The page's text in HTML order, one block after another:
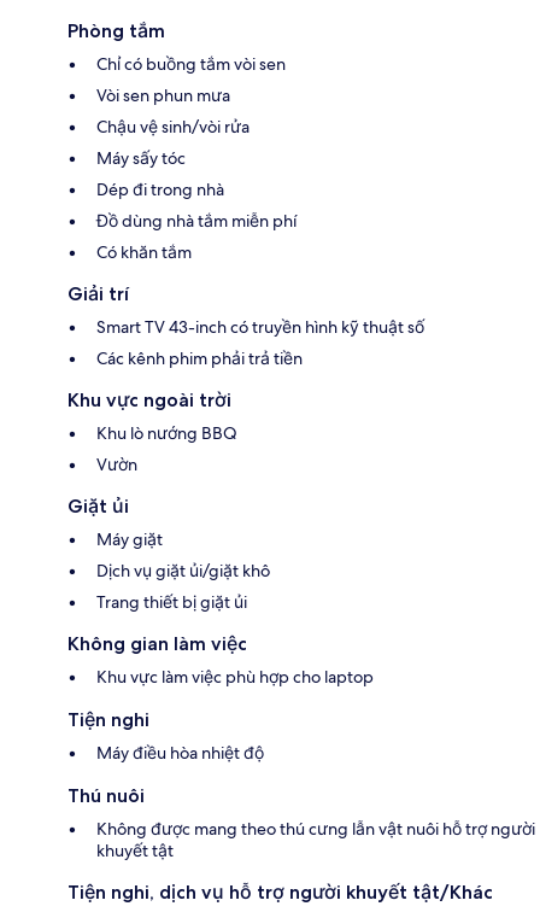
Phòng tắm
Chỉ có buồng tắm vòi sen
Vòi sen phun mưa
Chậu vệ sinh/vòi rửa
Máy sấy tóc
Dép đi trong nhà
Đồ dùng nhà tắm miễn phí
Có khăn tắm
Giải trí
Smart TV 43-inch có truyền hình kỹ thuật số
Các kênh phim phải trả tiền
Khu vực ngoài trời
Khu lò nướng BBQ
Vườn
Giặt ủi
Máy giặt
Dịch vụ giặt ủi/giặt khô
Trang thiết bị giặt ủi
Không gian làm việc
Khu vực làm việc phù hợp cho laptop
Tiện nghi
Máy điều hòa nhiệt độ
Thú nuôi
Không được mang theo thú cưng lẫn vật nuôi hỗ trợ người
khuyết tật
Tiện nghi, dịch vụ hỗ trợ người khuyết tật/Khác